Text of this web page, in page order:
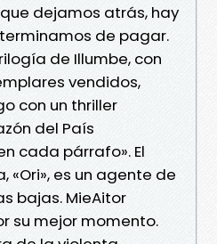
dejamos atrás, hay
de pagar.
de Illumbe, con
vendidos,
con un thriller
del País
cada párrafo». El
«Ori», es un agente de
bajas. MieAitor
su mejor momento.